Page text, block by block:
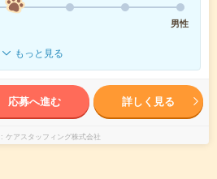
男性
もっと見る
応募へ進む 詳しく見る
ケアスタッフィング株式会社